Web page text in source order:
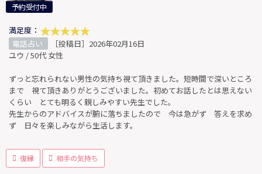
予約受付中
満足度：
電話占い
［投稿日］2026年02月16日
ユウ / 50代 女性
ずっと忘れられない男性の気持ち視て頂きました。短時間で深いところ
まで 視て頂きありがとうございました。初めてお話したとは思えない
くらい とても明るく親しみやすい先生でした。
先生からのアドバイスが腑に落ちましたので 今は急がず 答えを求め
ず 日々を楽しみながら生活します。
復縁 相手の気持ち